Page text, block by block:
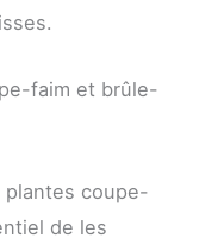
faim et brûle-
plantes coupe-
de les